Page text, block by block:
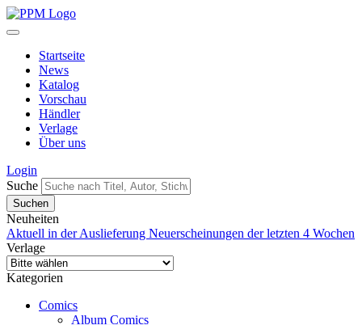
Startseite
News
Katalog
Vorschau
Händler
Verlage
Über uns
Login
Suche
Neuheiten
Aktuell in der Auslieferung Neuerscheinungen der letzten 4 Wochen
Verlage
Kategorien
Comics
Album Comics